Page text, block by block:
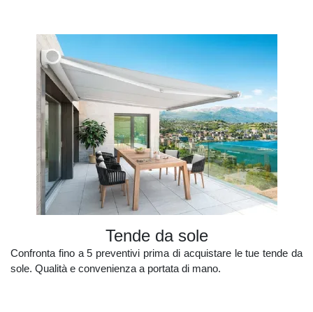
tende da sole
Confronta fino a 5 preventivi prima di acquistare le tue tende da
sole. Qualità e convenienza a portata di mano.